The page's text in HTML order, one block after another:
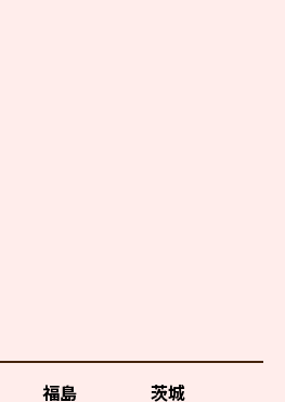
福島 茨城